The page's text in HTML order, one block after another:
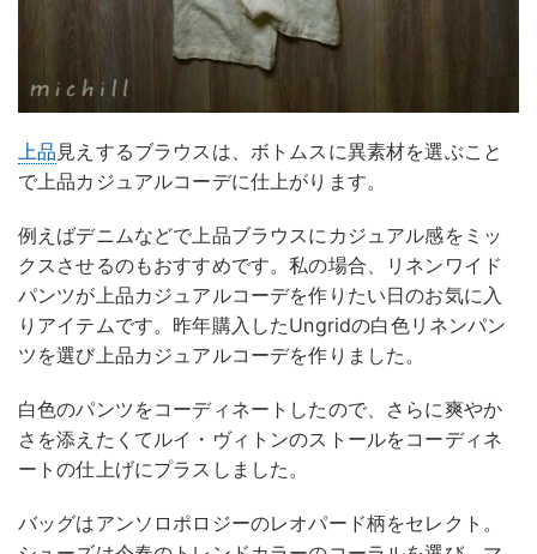
上品 見えするブラウスは、ボトムスに異素材を選ぶこと
で上品カジュアルコーデに仕上がります。
例えばデニムなどで上品ブラウスにカジュアル感をミッ
クスさせるのもおすすめです。私の場合、リネンワイド
パンツが上品カジュアルコーデを作りたい日のお気に入
りアイテムです。昨年購入したUngridの白色リネンパン
ツを選び上品カジュアルコーデを作りました。
白色のパンツをコーディネートしたので、さらに爽やか
さを添えたくてルイ・ヴィトンのストールをコーディネ
ートの仕上げにプラスしました。
バッグはアンソロポロジーのレオパード柄をセレクト。